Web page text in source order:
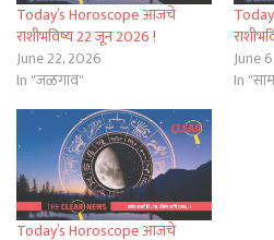
Today’s Horoscope आजचे
राशीभविष्य 22 जून 2026 !
June 22, 2026
In "जळगाव"
June
In
Today’s Horoscope आजचे